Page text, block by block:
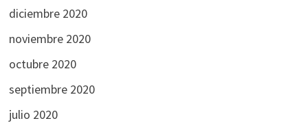
diciembre 2020
noviembre 2020
octubre 2020
septiembre 2020
julio 2020